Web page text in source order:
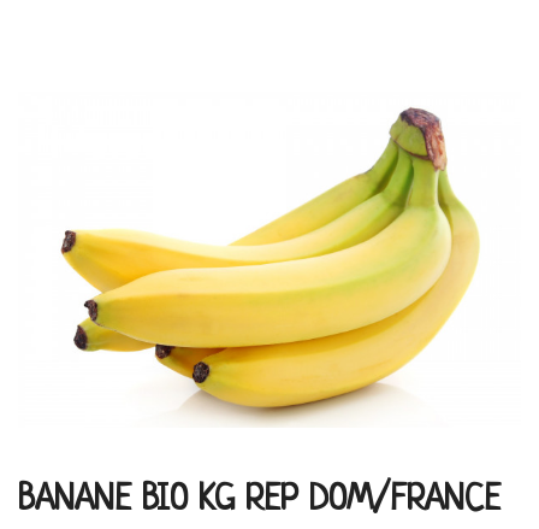
BANANE BIO KG REP DOM/FRANCE